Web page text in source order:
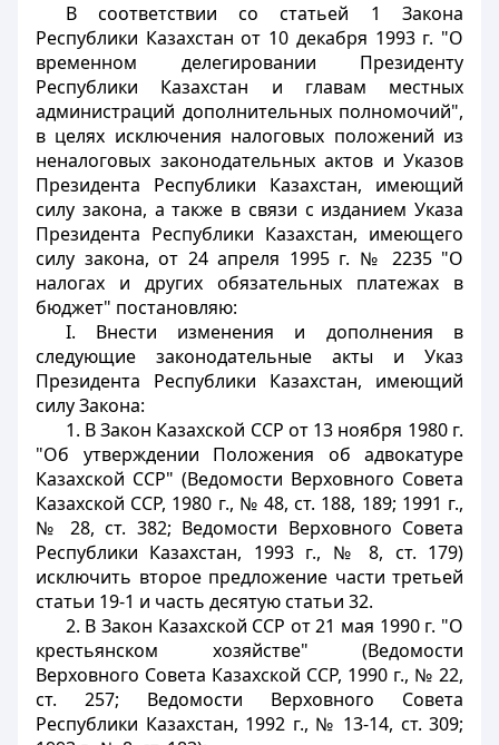
В соответствии со статьей 1 Закона
Республики Казахстан от 10 декабря 1993 г. "О
временном делегировании Президенту
Республики Казахстан и главам местных
администраций дополнительных полномочий",
в целях исключения налоговых положений из
неналоговых законодательных актов и Указов
Президента Республики Казахстан, имеющий
силу закона, а также в связи с изданием Указа
Президента Республики Казахстан, имеющего
силу закона, от 24 апреля 1995 г. № 2235 "О
налогах и других обязательных платежах в
бюджет" постановляю:
I. Внести изменения и дополнения в
следующие законодательные акты и Указ
Президента Республики Казахстан, имеющий
силу Закона:
1. В Закон Казахской ССР от 13 ноября 1980 г.
"Об утверждении Положения об адвокатуре
Казахской ССР" (Ведомости Верховного Совета
Казахской ССР, 1980 г., № 48, ст. 188, 189; 1991 г.,
№ 28, ст. 382; Ведомости Верховного Совета
Республики Казахстан, 1993 г., № 8, ст. 179)
исключить второе предложение части третьей
статьи 19-1 и часть десятую статьи 32.
2. В Закон Казахской ССР от 21 мая 1990 г. "О
крестьянском хозяйстве" (Ведомости
Верховного Совета Казахской ССР, 1990 г., № 22,
ст. 257; Ведомости Верховного Совета
Республики Казахстан, 1992 г., № 13-14, ст. 309;